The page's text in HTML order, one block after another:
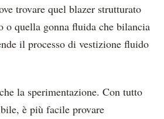
trovare quel blazer strutturato
o quella gonna fluida che bilancia
il processo di vestizione fluido
la sperimentazione. Con tutto
è più facile provare